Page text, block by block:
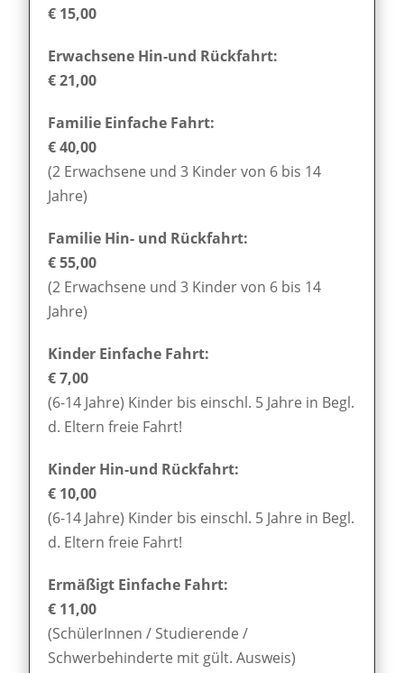
€ 15,00
Erwachsene Hin-und Rückfahrt:
€ 21,00
Familie Einfache Fahrt:
€ 40,00
(2 Erwachsene und 3 Kinder von 6 bis 14
Jahre)
Familie Hin- und Rückfahrt:
€ 55,00
(2 Erwachsene und 3 Kinder von 6 bis 14
Jahre)
Kinder Einfache Fahrt:
€ 7,00
(6-14 Jahre) Kinder bis einschl. 5 Jahre in Begl.
d. Eltern freie Fahrt!
Kinder Hin-und Rückfahrt:
€ 10,00
(6-14 Jahre) Kinder bis einschl. 5 Jahre in Begl.
d. Eltern freie Fahrt!
Ermäßigt Einfache Fahrt:
€ 11,00
(SchülerInnen / Studierende /
Schwerbehinderte mit gült. Ausweis)